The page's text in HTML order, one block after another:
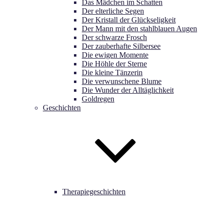
Das Mädchen im Schatten
Der elterliche Segen
Der Kristall der Glückseligkeit
Der Mann mit den stahlblauen Augen
Der schwarze Frosch
Der zauberhafte Silbersee
Die ewigen Momente
Die Höhle der Sterne
Die kleine Tänzerin
Die verwunschene Blume
Die Wunder der Alltäglichkeit
Goldregen
Geschichten
Therapiegeschichten